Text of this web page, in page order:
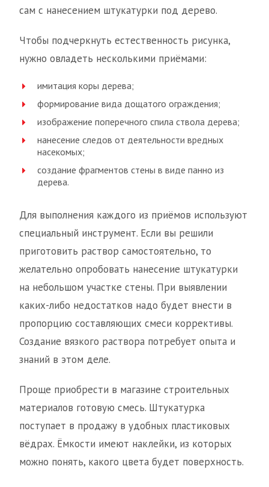
сам с нанесением штукатурки под дерево.
Чтобы подчеркнуть естественность рисунка,
нужно овладеть несколькими приёмами:
имитация коры дерева;
формирование вида дощатого ограждения;
изображение поперечного спила ствола дерева;
нанесение следов от деятельности вредных
насекомых;
создание фрагментов стены в виде панно из
дерева.
Для выполнения каждого из приёмов используют
специальный инструмент. Если вы решили
приготовить раствор самостоятельно, то
желательно опробовать нанесение штукатурки
на небольшом участке стены. При выявлении
каких-либо недостатков надо будет внести в
пропорцию составляющих смеси коррективы.
Создание вязкого раствора потребует опыта и
знаний в этом деле.
Проще приобрести в магазине строительных
материалов готовую смесь. Штукатурка
поступает в продажу в удобных пластиковых
вёдрах. Ёмкости имеют наклейки, из которых
можно понять, какого цвета будет поверхность.